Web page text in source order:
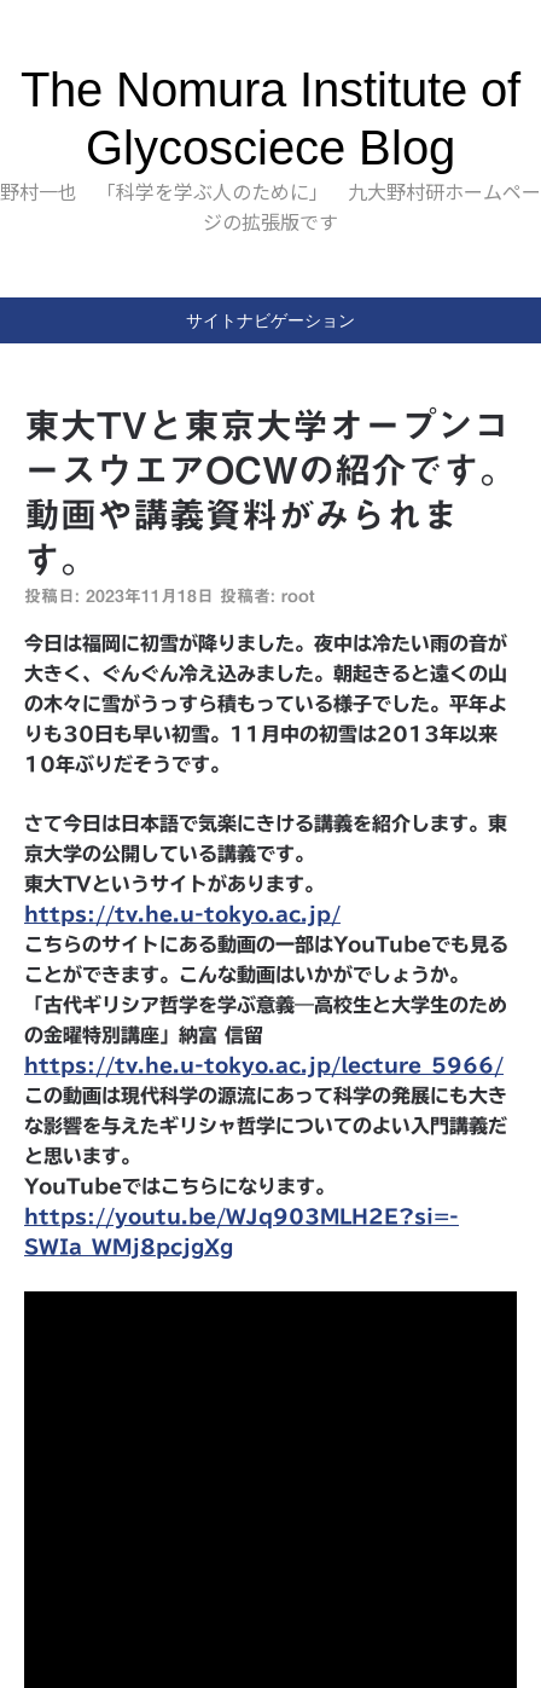
The Nomura Institute of
Glycosciece Blog
野村一也 「科学を学ぶ人のために」 九大野村研ホームペー
ジの拡張版です
サイトナビゲーション
東大TVと東京大学オープンコ
ースウエアOCWの紹介です。
動画や講義資料がみられま
す。
投稿日: 2023年11月18日 投稿者: root
今日は福岡に初雪が降りました。夜中は冷たい雨の音が
大きく、ぐんぐん冷え込みました。朝起きると遠くの山
の木々に雪がうっすら積もっている様子でした。平年よ
りも30日も早い初雪。11月中の初雪は2013年以来
10年ぶりだそうです。
さて今日は日本語で気楽にきける講義を紹介します。東
京大学の公開している講義です。
東大TVというサイトがあります。
https://tv.he.u-tokyo.ac.jp/
こちらのサイトにある動画の一部はYouTubeでも見る
ことができます。こんな動画はいかがでしょうか。
「古代ギリシア哲学を学ぶ意義―高校生と大学生のため
の金曜特別講座」納富 信留
https://tv.he.u-tokyo.ac.jp/lecture_5966/
この動画は現代科学の源流にあって科学の発展にも大き
な影響を与えたギリシャ哲学についてのよい入門講義だ
と思います。
YouTubeではこちらになります。
https://youtu.be/WJq903MLH2E?si=-
SWIa_WMj8pcjgXg